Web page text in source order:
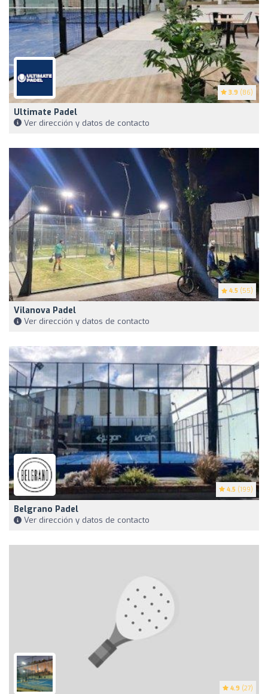
3.9 (86)
Ultimate Padel
Ver dirección y datos de contacto
4.5 (55)
Vilanova Padel
Ver dirección y datos de contacto
4.5 (199)
Belgrano Padel
Ver dirección y datos de contacto
4.9 (27)